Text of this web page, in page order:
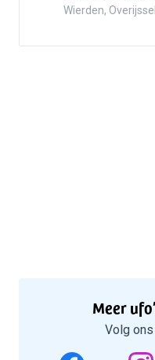
Wierden, Overijssel
Meer
Volg